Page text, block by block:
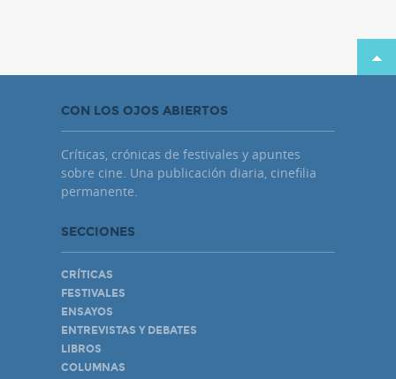
CON LOS OJOS ABIERTOS
Críticas, crónicas de festivales y apuntes
sobre cine. Una publicación diaria, cinefilia
permanente.
SECCIONES
CRÍTICAS
FESTIVALES
ENSAYOS
ENTREVISTAS Y DEBATES
LIBROS
COLUMNAS